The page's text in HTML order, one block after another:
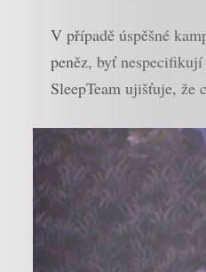
V případě úspěšné
peněz, byť
SleepTeam ujišťuje, že